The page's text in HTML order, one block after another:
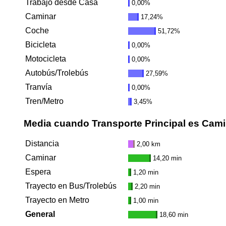
Trabajo desde Casa 0,00%
Caminar 17,24%
Coche 51,72%
Bicicleta 0,00%
Motocicleta 0,00%
Autobús/Trolebús 27,59%
Tranvía 0,00%
Tren/Metro 3,45%
Media cuando Transporte Principal es
Distancia 2,00 km
Caminar 14,20 min
Espera 1,20 min
Trayecto en Bus/Trolebús 2,20 min
Trayecto en Metro 1,00 min
General 18,60 min